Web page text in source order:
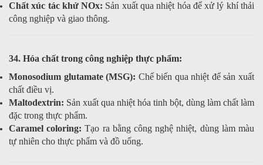
Chất xúc tác khử NOx: Sản xuất qua nhiệt hóa để xử lý khí thải
công nghiệp và giao thông.
34. Hóa chất trong công nghiệp thực phẩm:
Monosodium glutamate (MSG): Chế biến qua nhiệt để sản xuất
chất điều vị.
Maltodextrin: Sản xuất qua nhiệt hóa tinh bột, dùng làm chất làm
đặc trong thực phẩm.
Caramel coloring: Tạo ra bằng công nghệ nhiệt, dùng làm màu
tự nhiên cho thực phẩm và đồ uống.